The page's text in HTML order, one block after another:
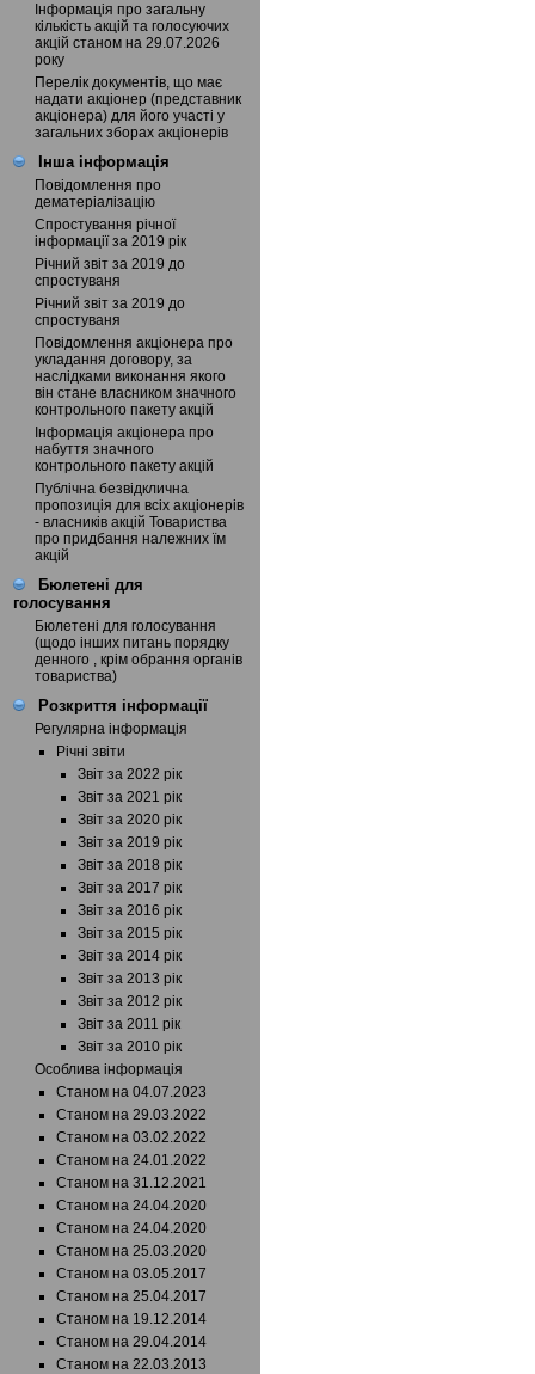
Інформація про загальну
кількість акцій та голосуючих
акцій станом на 29.07.2026
року
Перелік документів, що має
надати акціонер (представник
акціонера) для його участі у
загальних зборах акціонерів
Інша інформація
Повідомлення про
дематеріалізацію
Спростування річної
інформації за 2019 рік
Річний звіт за 2019 до
спростуваня
Річний звіт за 2019 до
спростуваня
Повідомлення акціонера про
укладання договору, за
наслідками виконання якого
він стане власником значного
контрольного пакету акцій
Інформація акціонера про
набуття значного
контрольного пакету акцій
Публічна безвідклична
пропозиція для всіх акціонерів
- власників акцій Товариства
про придбання належних їм
акцій
Бюлетені для
голосування
Бюлетені для голосування
(щодо інших питань порядку
денного , крім обрання органів
товариства)
Розкриття інформації
Регулярна інформація
Річні звіти
Звіт за 2022 рік
Звіт за 2021 рік
Звіт за 2020 рік
Звіт за 2019 рік
Звіт за 2018 рік
Звіт за 2017 рік
Звіт за 2016 рік
Звіт за 2015 рік
Звіт за 2014 рік
Звіт за 2013 рік
Звіт за 2012 рік
Звіт за 2011 рік
Звіт за 2010 рік
Особлива інформація
Станом на 04.07.2023
Станом на 29.03.2022
Станом на 03.02.2022
Станом на 24.01.2022
Станом на 31.12.2021
Станом на 24.04.2020
Станом на 24.04.2020
Станом на 25.03.2020
Станом на 03.05.2017
Станом на 25.04.2017
Станом на 19.12.2014
Станом на 29.04.2014
Станом на 22.03.2013